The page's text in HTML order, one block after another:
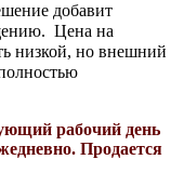
добавит
Цена на
низкой, но внешний
рабочий день
Продается